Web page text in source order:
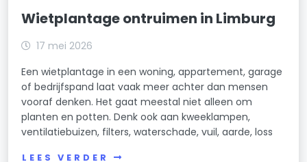
Wietplantage ontruimen in Limburg
17 mei 2026
Een wietplantage in een woning, appartement, garage
of bedrijfspand laat vaak meer achter dan mensen
vooraf denken. Het gaat meestal niet alleen om
planten en potten. Denk ook aan kweeklampen,
ventilatiebuizen, filters, waterschade, vuil, aarde, loss
LEES VERDER